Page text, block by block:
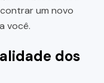
um novo
você.
dos